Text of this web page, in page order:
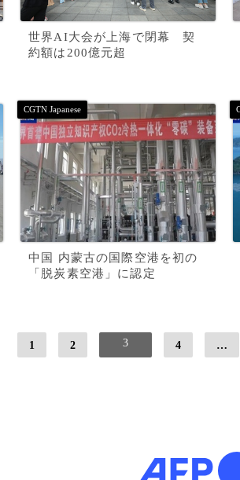
世界AI大会が上海で閉幕 契
約額は200億元超
中国 内蒙古の国際空港を初の
「脱炭素空港」に認定
1 2 3 4 …